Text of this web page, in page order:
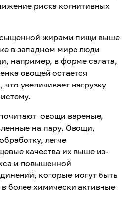
риска когнитивных
жирами пищи выше
в западном мире люди
например, в форме салата,
овощей остается
увеличивает нагрузку
овощи вареные,
на пару. Овощи,
легче
качества их выше из-
и повышенной
которые могут быть
более химически активные